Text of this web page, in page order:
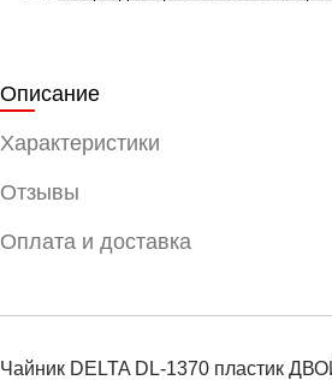
Описание
Характеристики
Отзывы
Оплата и доставка
Чайник DELTA DL-1370 пластик